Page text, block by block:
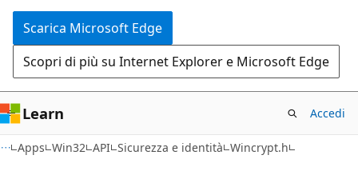
Scarica Microsoft Edge
Scopri di più su Internet Explorer e Microsoft Edge
Learn Accedi
Apps Win32 API Sicurezza e identità Wincrypt.h